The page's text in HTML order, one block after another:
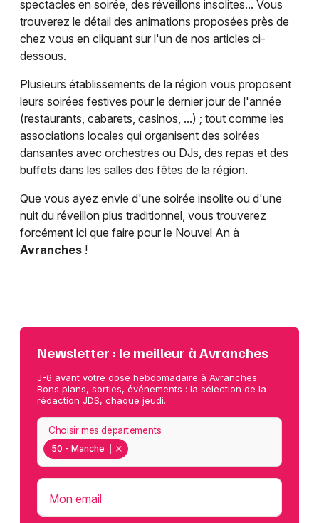
spectacles en soirée, des réveillons insolites... Vous
trouverez le détail des animations proposées près de
chez vous en cliquant sur l'un de nos articles ci-
dessous.
Plusieurs établissements de la région vous proposent
leurs soirées festives pour le dernier jour de l'année
(restaurants, cabarets, casinos, ...) ; tout comme les
associations locales qui organisent des soirées
dansantes avec orchestres ou DJs, des repas et des
buffets dans les salles des fêtes de la région.
Que vous ayez envie d'une soirée insolite ou d'une
nuit du réveillon plus traditionnel, vous trouverez
forcément ici que faire pour le Nouvel An à
Avranches !
Newsletter : le meilleur à Avranches
J-6 avant votre dose hebdomadaire à Avranches.
Bons plans, sorties, événements : la sélection de la
rédaction JDS, chaque jeudi.
50 - Manche
Choisir mes départements
Mon email